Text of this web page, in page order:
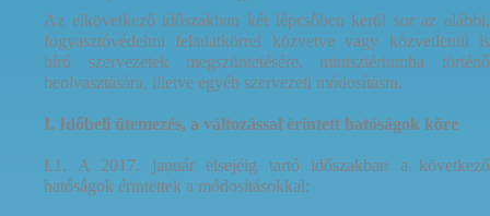
Az elkövetkező időszakban két lépcsőben kerül sor az alábbi,
fogyasztóvédelmi feladatkörrel közvetve vagy közvetlenül is
bíró szervezetek megszüntetésére, minisztériumba történő
beolvasztására, illetve egyéb szervezeti módosításra.
I. Időbeli ütemezés, a változással érintett hatóságok köre
I.1. A 2017. január elsejéig tartó időszakban a következő
hatóságok érintettek a módosításokkal: